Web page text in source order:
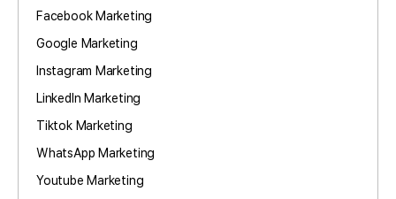
Facebook Marketing
Google Marketing
Instagram Marketing
LinkedIn Marketing
Tiktok Marketing
WhatsApp Marketing
Youtube Marketing